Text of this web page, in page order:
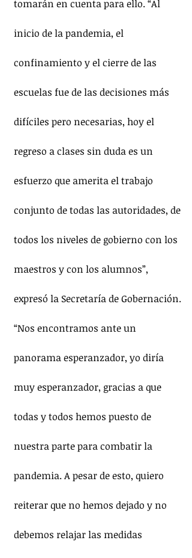
tomarán en cuenta para ello. “Al
inicio de la pandemia, el
confinamiento y el cierre de las
escuelas fue de las decisiones más
difíciles pero necesarias, hoy el
regreso a clases sin duda es un
esfuerzo que amerita el trabajo
conjunto de todas las autoridades, de
todos los niveles de gobierno con los
maestros y con los alumnos”,
expresó la Secretaría de Gobernación.
“Nos encontramos ante un
panorama esperanzador, yo diría
muy esperanzador, gracias a que
todas y todos hemos puesto de
nuestra parte para combatir la
pandemia. A pesar de esto, quiero
reiterar que no hemos dejado y no
debemos relajar las medidas